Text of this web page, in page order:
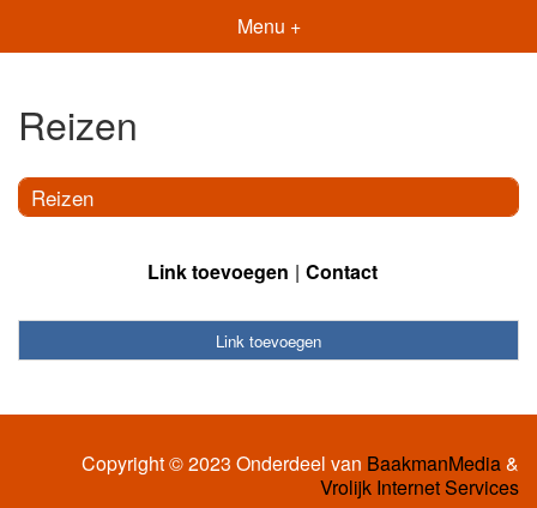
Menu +
Reizen
Reizen
Link toevoegen Contact
Link toevoegen
Copyright © 2023 Onderdeel van BaakmanMedia&
Vrolijk Internet Services